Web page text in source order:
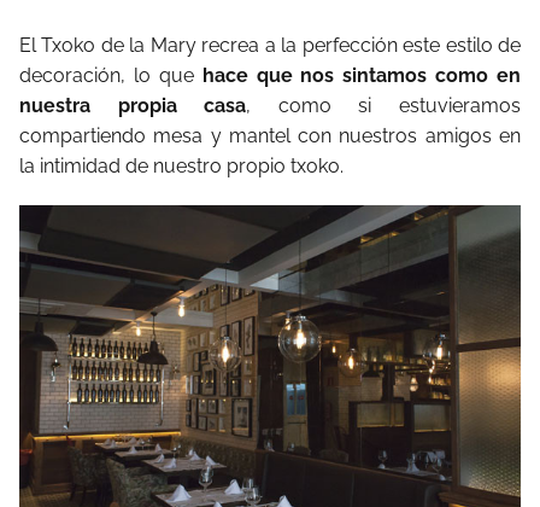
El Txoko de la Mary recrea a la perfección este estilo de
decoración, lo que hace que nos sintamos como en
nuestra propia casa, como si estuvieramos
compartiendo mesa y mantel con nuestros amigos en
la intimidad de nuestro propio txoko.